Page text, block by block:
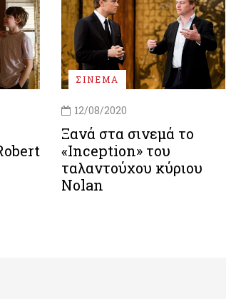
ΣΙΝΕΜΑ
12/08/2020
Ξανά στα σινεμά το
«Inception» του
ταλαντούχου κύριου
Nolan